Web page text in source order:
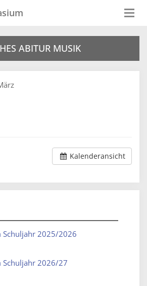
ABITUR MUSIK
Kalenderansicht
Schuljahr 2025/2026
Schuljahr 2026/27